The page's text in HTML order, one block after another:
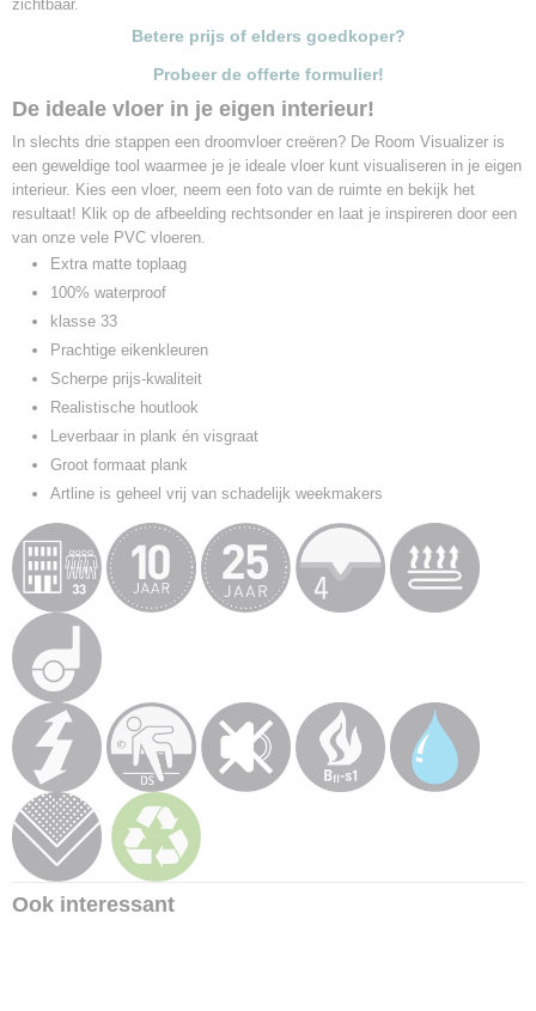
zichtbaar.
Betere prijs of elders goedkoper?
Probeer de offerte formulier!
De ideale vloer in je eigen interieur!
In slechts drie stappen een droomvloer creëren? De Room Visualizer is
een geweldige tool waarmee je je ideale vloer kunt visualiseren in je eigen
interieur. Kies een vloer, neem een foto van de ruimte en bekijk het
resultaat! Klik op de afbeelding rechtsonder en laat je inspireren door een
van onze vele PVC vloeren.
Extra matte toplaag
100% waterproof
klasse 33
Prachtige eikenkleuren
Scherpe prijs-kwaliteit
Realistische houtlook
Leverbaar in plank én visgraat
Groot formaat plank
Artline is geheel vrij van schadelijk weekmakers
Ook interessant